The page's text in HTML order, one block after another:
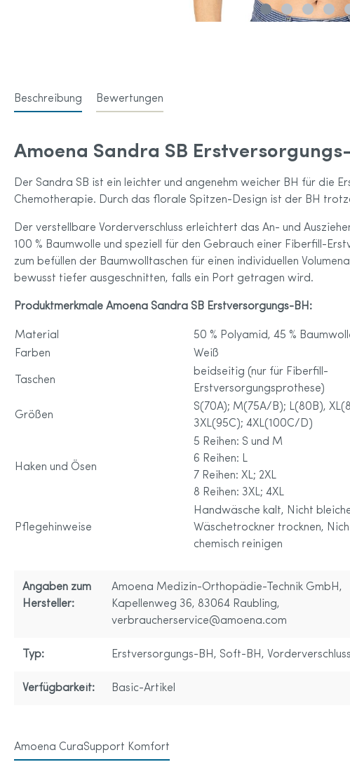
Amoena Home & Leisure Wear für
Amoena Größentabelle
Anita Sport-
Beschreibung Bewertungen
Amoena Sandra SB
Der Sandra SB ist ein leichter und angenehm weicher BH für die
Chemotherapie. Durch das florale Spitzen-Design ist der BH
Der verstellbare Vorderverschluss erleichtert das An- und
100 % Baumwolle und speziell für den Gebrauch einer Fiberfill-
zum befüllen der Baumwolltaschen für einen individuellen
bewusst tiefer ausgeschnitten, falls ein Port getragen wird.
Produktmerkmale Amoena Sandra SB Erstversorgungs-BH:
Material
50 % Polyamid, 45 %
Farben
Weiß
Taschen
beidseitig (nur für Fiberfill-
Erstversorgungsprothese)
Größen
S(70A); M(75A/B); L(80B),
3XL(95C); 4XL(100C/D)
Haken und Ösen
5 Reihen: S und M
6 Reihen: L
7 Reihen: XL; 2XL
8 Reihen: 3XL; 4XL
Pflegehinweise
Handwäsche kalt, Nicht
Wäschetrockner trocknen,
chemisch reinigen
Angaben zum
Hersteller:
Amoena Medizin-Orthopädie-Technik GmbH,
Kapellenweg 36, 83064 Raubling,
verbraucherservice@amoena.com
Typ: Erstversorgungs-BH, Soft-BH, Vorderverschluss
Verfügbarkeit: Basic-Artikel
Amoena CuraSupport Komfort